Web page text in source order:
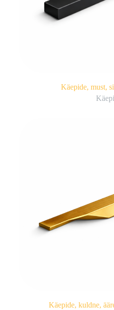
Käepide, must,
Käepide, kuldne,